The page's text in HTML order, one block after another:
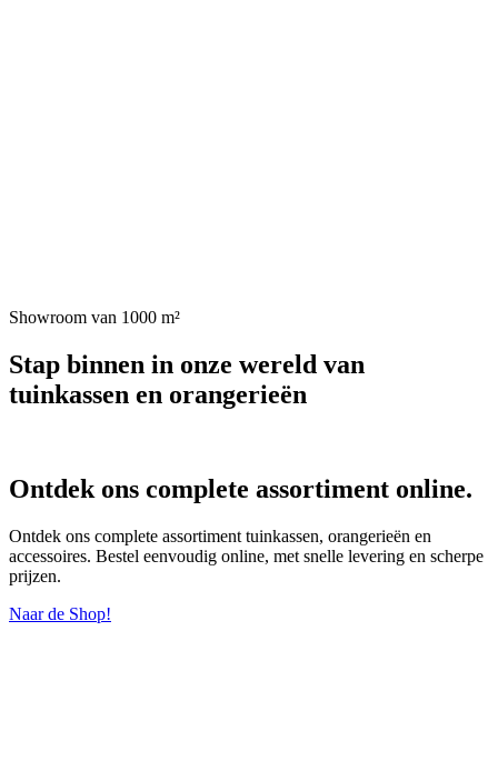
Showroom van 1000 m²
Stap binnen in onze wereld van
tuinkassen en orangerieën
Ontdek ons complete assortiment online.
Ontdek ons complete assortiment tuinkassen, orangerieën en
accessoires. Bestel eenvoudig online, met snelle levering en scherpe
prijzen.
Naar de Shop!